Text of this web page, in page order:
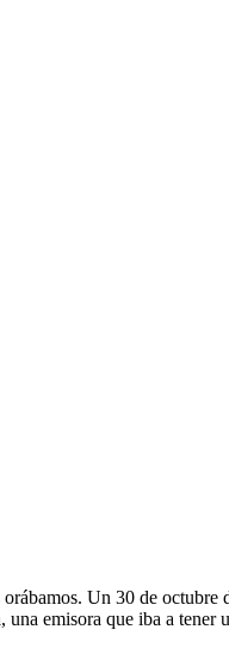
Un 30 de
emisora que iba a tener